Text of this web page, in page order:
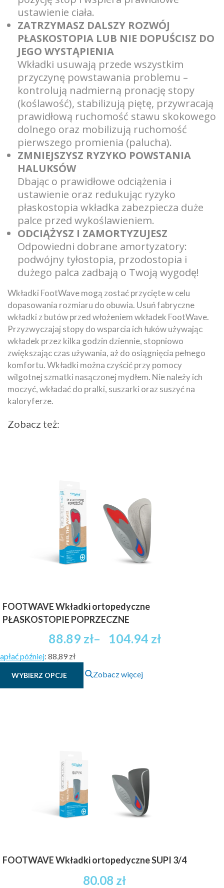
ustawienie ciała.
ZATRZYMASZ DALSZY ROZWÓJ
PŁASKOSTOPIA LUB NIE DOPUŚCISZ DO
JEGO WYSTĄPIENIA
Wkładki usuwają przede wszystkim
przyczynę powstawania problemu –
kontrolują nadmierną pronację stopy
(koślawość), stabilizują piętę, przywracają
prawidłową ruchomość stawu skokowego
dolnego oraz mobilizują ruchomość
pierwszego promienia (palucha).
ZMNIEJSZYSZ RYZYKO POWSTANIA
HALUKSÓW
Dbając o prawidłowe odciążenia i
ustawienie oraz redukując ryzyko
płaskostopia wkładka zabezpiecza duże
palce przed wykoślawieniem.
ODCIĄŻYSZ I ZAMORTYZUJESZ
Odpowiedni dobrane amortyzatory:
podwójny tyłostopia, przodostopia i
dużego palca zadbają o Twoją wygodę!
Wkładki FootWave mogą zostać przycięte w celu
dopasowania rozmiaru do obuwia. Usuń fabryczne
wkładki z butów przed włożeniem wkładek FootWave.
Przyzwyczajaj stopy do wsparcia ich łuków używając
wkładek przez kilka godzin dziennie, stopniowo
zwiększając czas używania, aż do osiągnięcia pełnego
komfortu. Wkładki można czyścić przy pomocy
wilgotnej szmatki nasączonej mydłem. Nie należy ich
moczyć, wkładać do pralki, suszarki oraz suszyć na
kaloryferze.
Zobacz też:
FOOTWAVE Wkładki ortopedyczne
PŁASKOSTOPIE POPRZECZNE
88.89 zł– 104.94 zł
Zakres
88.89 zł
później: 88,89 zł
WYBIERZ OPCJE
Ten
produkt
produktu
Zobacz więcej
FOOTWAVE Wkładki ortopedyczne SUPI 3/4
80.08 zł